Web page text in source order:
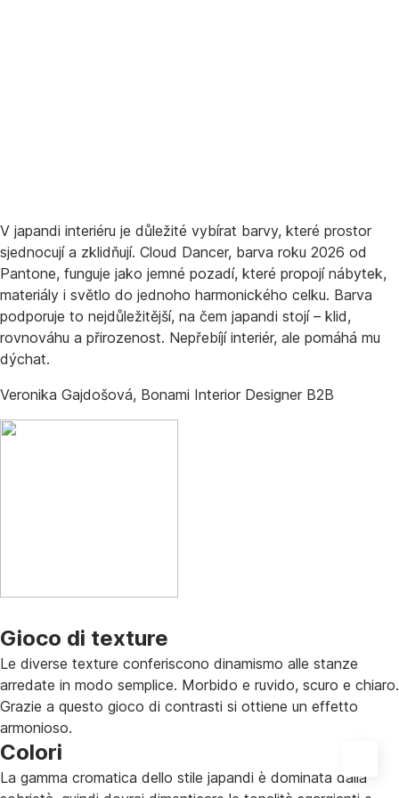
V japandi interiéru je důležité vybírat barvy, které prostor
sjednocují a zklidňují. Cloud Dancer, barva roku 2026 od
Pantone, funguje jako jemné pozadí, které propojí nábytek,
materiály i světlo do jednoho harmonického celku. Barva
podporuje to nejdůležitější, na čem japandi stojí – klid,
rovnováhu a přirozenost. Nepřebíjí interiér, ale pomáhá mu
dýchat.
Veronika Gajdošová, Bonami Interior Designer B2B
Gioco di texture
Le diverse texture conferiscono dinamismo alle stanze
arredate in modo semplice. Morbido e ruvido, scuro e chiaro.
Grazie a questo gioco di contrasti si ottiene un effetto
armonioso.
Colori
La gamma cromatica dello stile japandi è dominata dalla